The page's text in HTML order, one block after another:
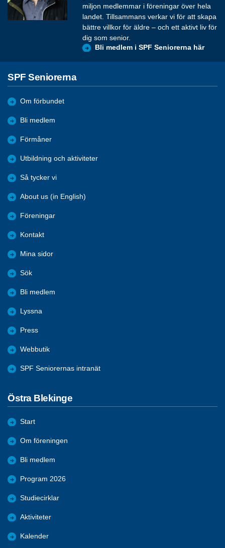
miljon medlemmar i föreningar över hela
landet. Tillsammans verkar vi för att skapa
bättre villkor för äldre – och ett aktivt liv för
dig som senior.
Bli medlem i SPF Seniorerna här
SPF Seniorerna
Om förbundet
Bli medlem
Förmåner
Utbildning och aktiviteter
Så tycker vi
About us (in English)
Föreningar
Kontakt
Mina sidor
Sök
Bli medlem
Lyssna
Press
Webbutik
SPF Seniorernas intranät
Östra Blekinge
Start
Om föreningen
Bli medlem
Program 2026
Studiecirklar
Aktiviteter
Kalender